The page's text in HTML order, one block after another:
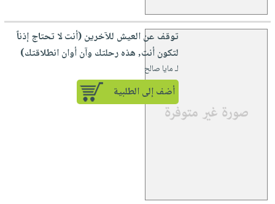
توقف عن العيش للآخرين (أنت لا تحتاج إذناً
لتكون أنت, هذه رحلتك وآن أوان انطلاقتك)
لـ مايا صالح
أضف إلى الطلبية